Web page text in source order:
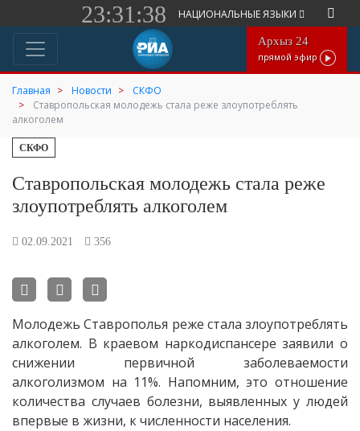
23:31:38 НАЦИОНАЛЬНЫЕ ЯЗЫКИ
Архыз 24
прямой эфир
Главная Новости
СКФО
Ставропольская молодежь стала реже злоупотреблять
алкоголем
СКФО
Ставропольская молодежь стала реже
злоупотреблять алкоголем
02.09.2021 356
Молодежь Ставрополья реже стала злоупотреблять
алкоголем. В краевом наркодиспансере заявили о
снижении первичной заболеваемости
алкоголизмом на 11%. Напомним, это отношение
количества случаев болезни, выявленных у людей
впервые в жизни, к численности населения.